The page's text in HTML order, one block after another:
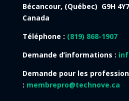
Bécancour, (Québec) G9H 4Y7
Canada
Téléphone : (819) 868-1907
Demande d’informations :
Demande pour les
: membrepro@technove.ca